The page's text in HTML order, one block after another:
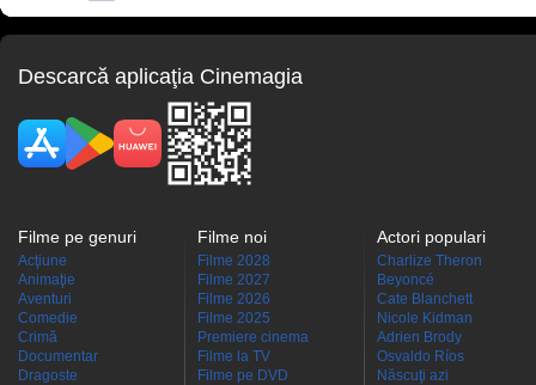
Descarcă aplicaţia Cinemagia
Filme pe genuri
Acţiune
Animaţie
Aventuri
Comedie
Crimă
Documentar
Dragoste
Filme noi
Filme 2028
Filme 2027
Filme 2026
Filme 2025
Premiere cinema
Filme la TV
Filme pe DVD
Actori populari
Charlize Theron
Beyoncé
Cate Blanchett
Nicole Kidman
Adrien Brody
Osvaldo Ríos
Născuţi azi